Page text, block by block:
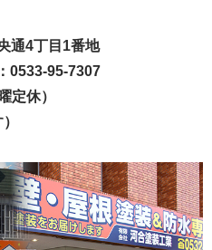
通4丁目1番地
95-7307
定休）